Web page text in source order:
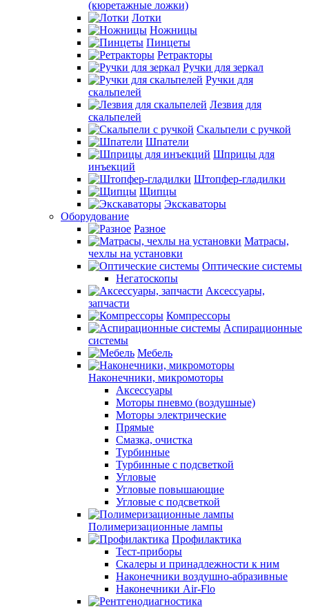
(кюретажные ложки)
Лотки
Ножницы
Пинцеты
Ретракторы
Ручки для зеркал
Ручки для
скальпелей
Лезвия для
скальпелей
Скальпели с ручкой
Шпатели
Шприцы для
инъекций
Штопфер-гладилки
Щипцы
Экскаваторы
Оборудование
Разное
Матрасы,
чехлы на установки
Оптические системы
Негатоскопы
Аксессуары,
запчасти
Компрессоры
Аспирационные
системы
Мебель
Наконечники, микромоторы
Аксессуары
Моторы пневмо (воздушные)
Моторы электрические
Прямые
Смазка, очистка
Турбинные
Турбинные с подсветкой
Угловые
Угловые повышающие
Угловые с подсветкой
Полимеризационные лампы
Профилактика
Тест-приборы
Скалеры и принадлежности к ним
Наконечники воздушно-абразивные
Наконечники Air-Flo